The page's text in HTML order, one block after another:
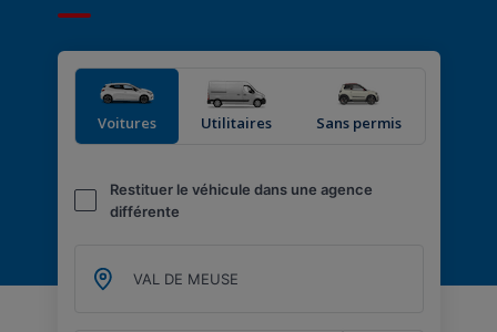
Voitures Utilitaires Sans permis
Restituer le véhicule dans une agence
différente